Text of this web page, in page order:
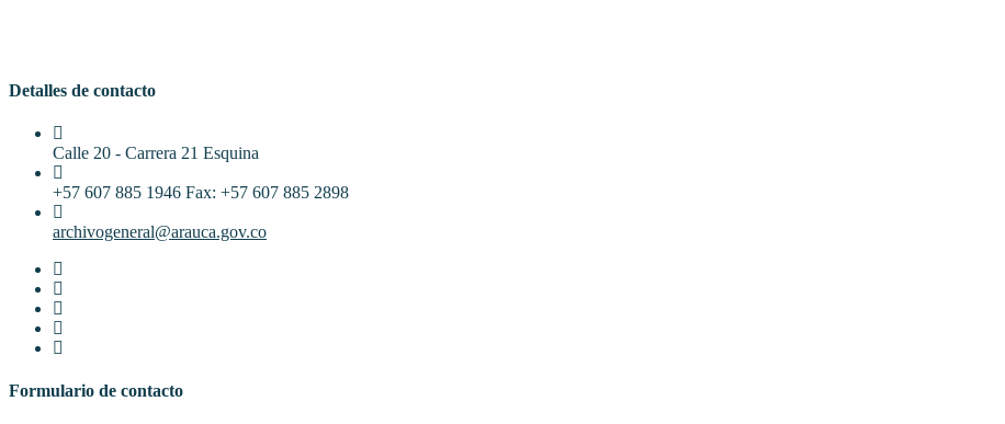
Detalles de contacto
Calle 20 - Carrera 21 Esquina
+57 607 885 1946 Fax: +57 607 885 2898
archivogeneral@arauca.gov.co
Formulario de contacto